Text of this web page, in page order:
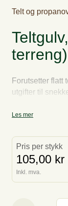
Telt og
terreng)
Forutsetter flatt
utgifter til
Les mer
Pris per stykk
105,00 kr
Inkl. mva.